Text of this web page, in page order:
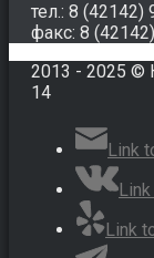
тел.: 8 (42142)
факс: 8
2013 - 2025 ©
14
Link
Link